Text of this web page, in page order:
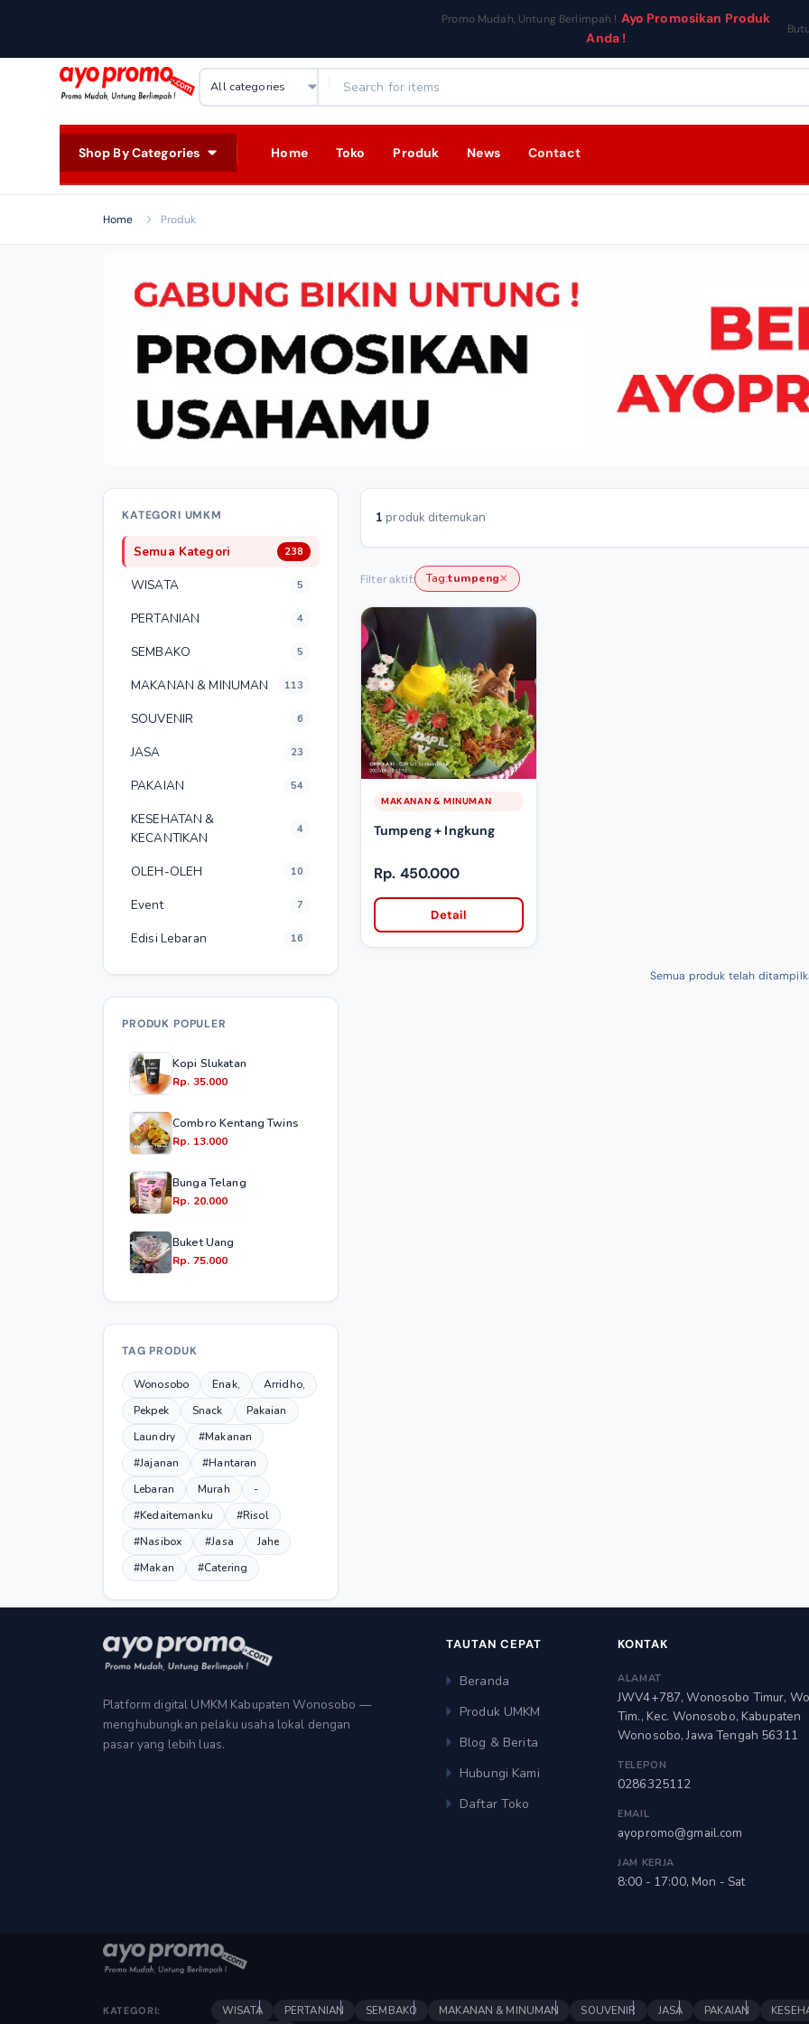
Promo Mudah, Untung Berlimpah ! Ayo Promosikan Produk
Anda !
Shop By Categories Home Toko Produk News Contact
Home Produk
1 produk ditemukan
Filter aktif: Tag:tumpeng✕
MAKANAN & MINUMAN
Tumpeng + Ingkung
Rp. 450.000
Detail
Semua produk telah
KATEGORI UMKM
Semua Kategori 238
WISATA 5
PERTANIAN 4
SEMBAKO 5
MAKANAN & MINUMAN 113
SOUVENIR 6
JASA 23
PAKAIAN 54
KESEHATAN &
KECANTIKAN
4
OLEH-OLEH 10
Event 7
Edisi Lebaran 16
PRODUK POPULER
Kopi Slukatan
Rp. 35.000
Combro Kentang Twins
Rp. 13.000
Bunga Telang
Rp. 20.000
Buket Uang
Rp. 75.000
TAG PRODUK
Wonosobo Enak,
Arridho,
Pekpek
Snack
Pakaian
Laundry
#Makanan
#Jajanan
#Hantaran
Lebaran
Murah
-
#Kedaitemanku
#Risol
#Nasibox
#Jasa
Jahe
#Makan
#Catering
Platform digital UMKM Kabupaten Wonosobo —
menghubungkan pelaku usaha lokal dengan
pasar yang lebih luas.
TAUTAN CEPAT
Beranda
Produk UMKM
Blog & Berita
Hubungi Kami
Daftar Toko
KONTAK
ALAMAT
JWV4+787, Wonosobo Timur,
Tim., Kec. Wonosobo, Kabupaten
Wonosobo, Jawa Tengah 56311
TELEPON
0286325112
EMAIL
ayopromo@gmail.com
JAM KERJA
8:00 - 17:00, Mon - Sat
KATEGORI: WISATA PERTANIAN SEMBAKO MAKANAN & MINUMAN SOUVENIR JASA PAKAIAN